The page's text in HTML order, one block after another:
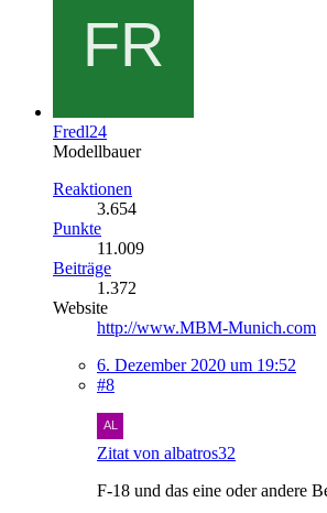
Fredl24
Modellbauer
Reaktionen
3.654
Punkte
11.009
Beiträge
1.372
Website
http://www.MBM-Munich.com
6. Dezember 2020 um 19:52
#8
Zitat von albatros32
F-18 und das eine oder andere